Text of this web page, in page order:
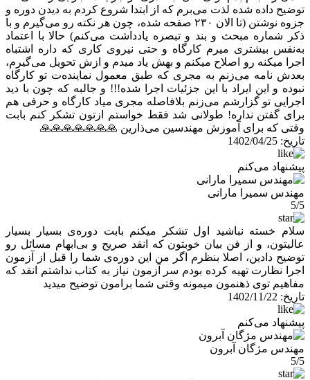
توضیح داده شده لذت می‌برم که از ابتدا شروع کردم به دیدن دوره و
جزوه نوشتن (تا الان ۲۳۰ صفحه شده، چون هر نکته رو می‌گیرم و با
ذکر شماره مبحث و بند و تبصره یادداشت می‌کنم) حالا با اعتماد
به‌نفس بیشتری میرم کارگاه و حتی نیروی کاری که داره اشتباه
اجرا میکنه رو اصلاح میکنم و بهش یاد میدم و ازش تحویل می‌گیرم،
بعدش نامه می‌زنم به مجری که طبق معمول نماینده‌ت تو کارگاه
نبوده و این ایراد با این جزئیات اجرا شده!!! و جالبه که چون با دید
اجرایی تو گزارشم می‌زنم بلافاصله مجری میاد کارگاه و حرفی هم
برای گفتن نداره! طولانی شد فقط خواستم ازتون تشکر کنم بابت
وقتی که برای آموزش مهندسین می‌ذارین 🙏🙏🙏🙏🙏🙏🙏
تاریخ: 1402/04/25
پیشنهاد می‌کنم
مهندس سمیرا مارانی
5/5
سلام خسته نباشید اول تشکر میکنم بابت دوره‌ی بسیار بسیار
عالیتون، و از فن بیان خوبتون که انقد صریح و بی‌ابهام مسائل رو
توضیح دادین، اصلا بنظرم اگر من این دوره‌ی شما را قبل از آزمون
اجرا نظارت تهیه کرده بودم سر آزمون نیاز به کتاب نداشتم انقد که
مفاهیم توی ذهنمون میمونه وقتی شما برامون توضیح میدید
تاریخ: 1402/11/22
پیشنهاد می‌کنم
مهندس مژگان آبرون
5/5